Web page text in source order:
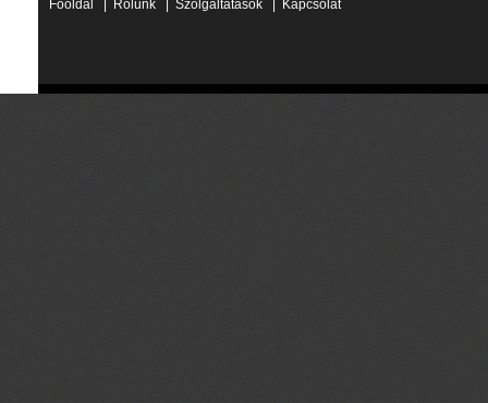
Főoldal
Rólunk Szolgáltatások Kapcsolat